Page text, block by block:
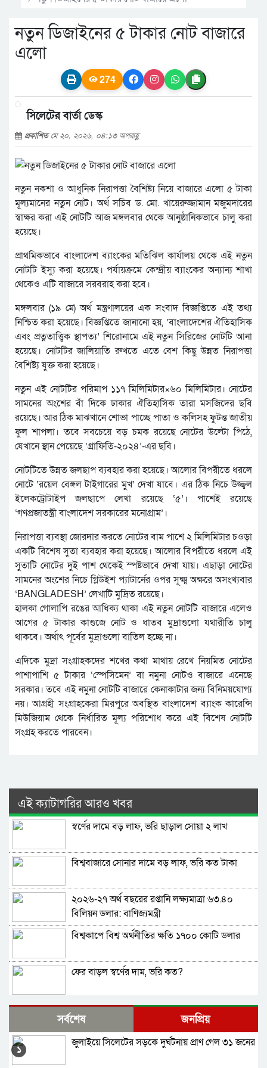
নতুন ডিজাইনের ৫ টাকার নোট বাজারে
এলো
274
সিলেটের বার্তা ডেস্ক
প্রকাশিতমে ২০, ২০২৬, ০৪:১৩ অপরাহ্ণ
নতুন নকশা ও আধুনিক নিরাপত্তা বৈশিষ্ট্য নিয়ে বাজারে এলো ৫ টাকা
মূল্যমানের নতুন নোট। অর্থ সচিব ড. মো. খায়েরুজ্জামান মজুমদারের
স্বাক্ষর করা এই নোটটি আজ মঙ্গলবার থেকে আনুষ্ঠানিকভাবে চালু করা
হয়েছে।
প্রাথমিকভাবে বাংলাদেশ ব্যাংকের মতিঝিল কার্যালয় থেকে এই নতুন
নোটটি ইস্যু করা হয়েছে। পর্যায়ক্রমে কেন্দ্রীয় ব্যাংকের অন্যান্য শাখা
থেকেও এটি বাজারে সরবরাহ করা হবে।
মঙ্গলবার (১৯ মে) অর্থ মন্ত্রণালয়ের এক সংবাদ বিজ্ঞপ্তিতে এই তথ্য
নিশ্চিত করা হয়েছে। বিজ্ঞপ্তিতে জানানো হয়, ‘বাংলাদেশের ঐতিহাসিক
এবং প্রত্নতাত্ত্বিক স্থাপত্য’ শিরোনামে এই নতুন সিরিজের নোটটি আনা
হয়েছে। নোটটির জালিয়াতি রুখতে এতে বেশ কিছু উন্নত নিরাপত্তা
বৈশিষ্ট্য যুক্ত করা হয়েছে।
নতুন এই নোটটির পরিমাপ ১১৭ মিলিমিটার×৬০ মিলিমিটার। নোটের
সামনের অংশের বাঁ দিকে ঢাকার ঐতিহাসিক তারা মসজিদের ছবি
রয়েছে। আর ঠিক মাঝখানে শোভা পাচ্ছে পাতা ও কলিসহ ফুটন্ত জাতীয়
ফুল শাপলা। তবে সবচেয়ে বড় চমক রয়েছে নোটের উল্টো পিঠে,
যেখানে স্থান পেয়েছে ‘গ্রাফিতি-২০২৪’-এর ছবি।
নোটটিতে উন্নত জলছাপ ব্যবহার করা হয়েছে। আলোর বিপরীতে ধরলে
নোটে ‘রয়েল বেঙ্গল টাইগারের মুখ’ দেখা যাবে। এর ঠিক নিচে উজ্জ্বল
ইলেকট্রোটাইপ জলছাপে লেখা রয়েছে ‘৫’। পাশেই রয়েছে
‘গণপ্রজাতন্ত্রী বাংলাদেশ সরকারের মনোগ্রাম’।
নিরাপত্তা ব্যবস্থা জোরদার করতে নোটের বাম পাশে ২ মিলিমিটার চওড়া
একটি বিশেষ সুতা ব্যবহার করা হয়েছে। আলোর বিপরীতে ধরলে এই
সুতাটি নোটের দুই পাশ থেকেই স্পষ্টভাবে দেখা যায়। এছাড়া নোটের
সামনের অংশের নিচে গ্লিউইশ প্যাটার্নের ওপর সূক্ষ্ম অক্ষরে অসংখ্যবার
‘BANGLADESH’ লেখাটি মুদ্রিত রয়েছে।
হালকা গোলাপি রঙের আধিক্য থাকা এই নতুন নোটটি বাজারে এলেও
আগের ৫ টাকার কাগুজে নোট ও ধাতব মুদ্রাগুলো যথারীতি চালু
থাকবে। অর্থাৎ পূর্বের মুদ্রাগুলো বাতিল হচ্ছে না।
এদিকে মুদ্রা সংগ্রাহকদের শখের কথা মাথায় রেখে নিয়মিত নোটের
পাশাপাশি ৫ টাকার ‘স্পেসিমেন’ বা নমুনা নোটও বাজারে এনেছে
সরকার। তবে এই নমুনা নোটটি বাজারে কেনাকাটার জন্য বিনিময়যোগ্য
নয়। আগ্রহী সংগ্রাহকেরা মিরপুরে অবস্থিত বাংলাদেশ ব্যাংক কারেন্সি
মিউজিয়াম থেকে নির্ধারিত মূল্য পরিশোধ করে এই বিশেষ নোটটি
সংগ্রহ করতে পারবেন।
এই ক্যাটাগরির আরও খবর
স্বর্ণের দামে বড় লাফ, ভরি ছাড়াল সোয়া ২ লাখ
বিশ্ববাজারে সোনার দামে বড় লাফ, ভরি কত টাকা
২০২৬-২৭ অর্থ বছরের রপ্তানি লক্ষ্যমাত্রা ৬৩.৪০
বিলিয়ন ডলার: বাণিজ্যমন্ত্রী
বিশ্বকাপে বিশ্ব অর্থনীতির ক্ষতি ১৭০০ কোটি ডলার
ফের বাড়ল স্বর্ণের দাম, ভরি কত?
সোনার দাম ভরিতে কমলো ১৫ হাজার ৬০৩ টাকা
নতুন ডিজাইনের ৫ টাকার নোট বাজারে এলো
সর্বশেষ জনপ্রিয়
১
জুলাইয়ে সিলেটের সড়কে দুর্ঘটনায় প্রাণ গেল ৩১ জনের